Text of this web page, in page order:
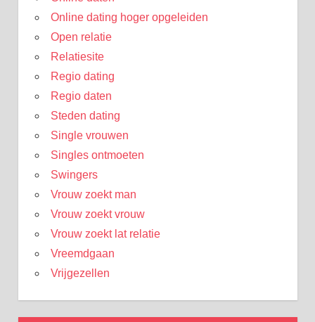
Online dating hoger opgeleiden
Open relatie
Relatiesite
Regio dating
Regio daten
Steden dating
Single vrouwen
Singles ontmoeten
Swingers
Vrouw zoekt man
Vrouw zoekt vrouw
Vrouw zoekt lat relatie
Vreemdgaan
Vrijgezellen